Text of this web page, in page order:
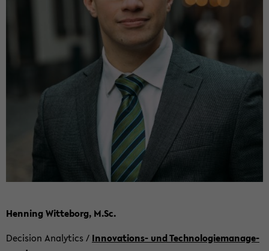
Hen­ning Wit­te­borg, M.Sc.
De­cis­i­on Ana­ly­tics / Innovations-​ und Tech­no­lo­gie­ma­nage­